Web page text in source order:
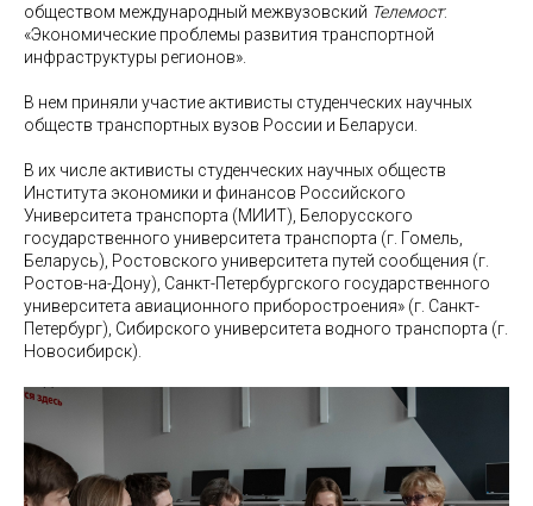
обществом международный межвузовский Телемост:
«Экономические проблемы развития транспортной
инфраструктуры регионов».
В нем приняли участие активисты студенческих научных
обществ транспортных вузов России и Беларуси.
В их числе активисты студенческих научных обществ
Института экономики и финансов Российского
Университета транспорта (МИИТ), Белорусского
государственного университета транспорта (г. Гомель,
Беларусь), Ростовского университета путей сообщения (г.
Ростов-на-Дону), Санкт-Петербургского государственного
университета авиационного приборостроения» (г. Санкт-
Петербург), Сибирского университета водного транспорта (г.
Новосибирск).